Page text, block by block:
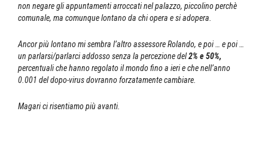
non negare gli appuntamenti arroccati nel palazzo, piccolino perchè
comunale, ma comunque lontano da chi opera e si adopera.
Ancor più lontano mi sembra l’altro assessore Rolando, e poi … e poi …
un parlarsi/parlarci addosso senza la percezione del2% e 50%,
percentuali che hanno regolato il mondo fino a ieri e che nell’anno
0.001 del dopo-virus dovranno forzatamente cambiare.
Magari ci risentiamo più avanti.